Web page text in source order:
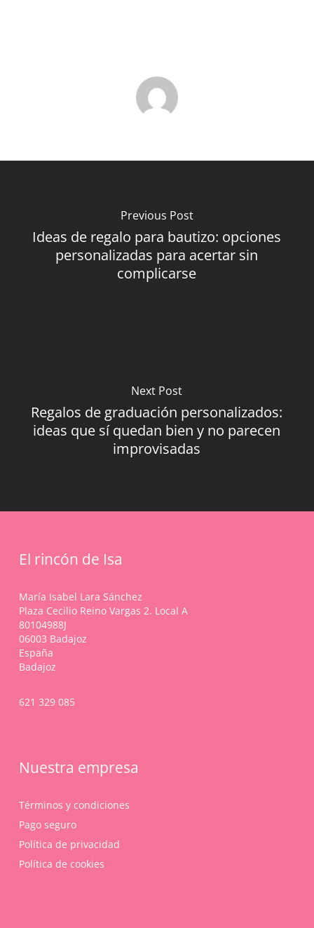
Previous Post
Ideas de regalo para bautizo: opciones
personalizadas para acertar sin
complicarse
Next Post
Regalos de graduación personalizados:
ideas que sí quedan bien y no parecen
improvisadas
El rincón de Isa
María Isabel Lara Sánchez
Plaza Cecilio Reino Vargas 2. Local A
80104988J
06003 Badajoz
España
Badajoz
621 329 085
Nuestra empresa
Términos y condiciones
Pago seguro
Política de privacidad
Política de cookies